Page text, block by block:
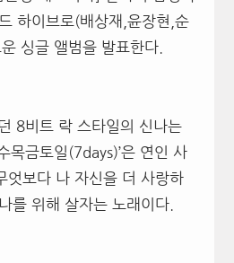
하이브로(배상재,윤장현,순
싱글 앨범을 발표한다.
8비트 락 스타일의 신나는
목금토일(7days)’은 연인 사
엇보다 나 자신을 더 사랑하
를 위해 살자는 노래이다.